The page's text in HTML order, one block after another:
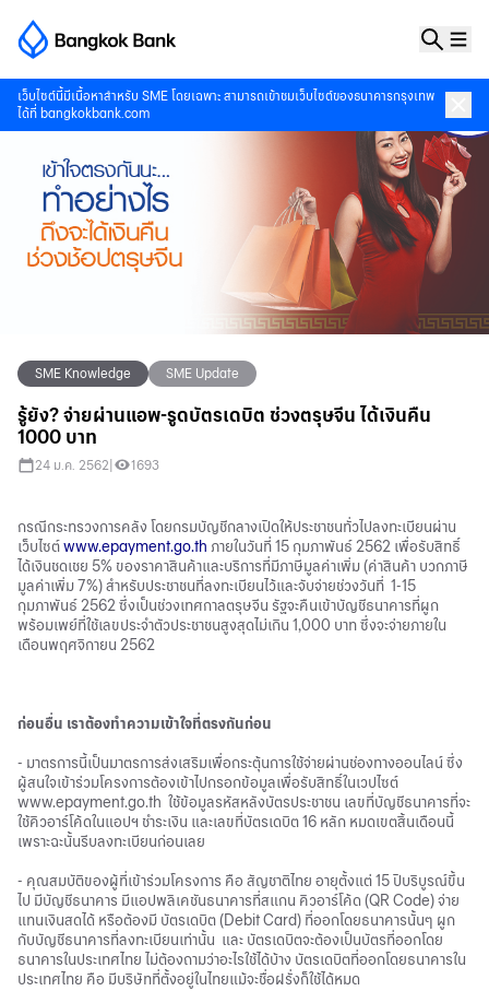
เว็บไซต์นี้มีเนื้อหาสำหรับ SME โดยเฉพาะ สามารถเข้าชมเว็บไซต์ของธนาคารกรุงเทพ
ได้ที่ bangkokbank.com
SME Knowledge SME Update
รู้ยัง? จ่ายผ่านแอพ-รูดบัตรเดบิต ช่วงตรุษจีน ได้เงินคืน
1000 บาท
24 ม.ค. 2562 1693
กรณีกระทรวงการคลัง โดยกรมบัญชีกลางเปิดให้ประชาชนทั่วไปลงทะเบียนผ่าน
เว็บไซต์www.epayment.go.th ภายในวันที่ 15 กุมภาพันธ์ 2562 เพื่อรับสิทธิ์
ได้เงินชดเชย 5% ของราคาสินค้าและบริการที่มีภาษีมูลค่าเพิ่ม (ค่าสินค้า บวกภาษี
มูลค่าเพิ่ม 7%) สำหรับประชาชนที่ลงทะเบียนไว้และจับจ่ายช่วงวันที่ 1-15
กุมภาพันธ์ 2562 ซึ่งเป็นช่วงเทศกาลตรุษจีน รัฐจะคืนเข้าบัญชีธนาคารที่ผูก
พร้อมเพย์ที่ใช้เลขประจำตัวประชาชนสูงสุดไม่เกิน 1,000 บาท ซึ่งจะจ่ายภายใน
เดือนพฤศจิกายน 2562
ก่อนอื่น เราต้องทำความเข้าใจที่ตรงกันก่อน
- มาตรการนี้เป็นมาตรการส่งเสริมเพื่อกระตุ้นการใช้จ่ายผ่านช่องทางออนไลน์ ซึ่ง
ผู้สนใจเข้าร่วมโครงการต้องเข้าไปกรอกข้อมูลเพื่อรับสิทธิ์ในเวปไซต์
www.epayment.go.th ใช้ข้อมูลรหัสหลังบัตรประชาชน เลขที่บัญชีธนาคารที่จะ
ใช้คิวอาร์โค้ดในแอปฯ ชำระเงิน และเลขที่บัตรเดบิต 16 หลัก หมดเขตสิ้นเดือนนี้
เพราะฉะนั้นรีบลงทะเบียนก่อนเลย
- คุณสมบัติของผู้ที่เข้าร่วมโครงการ คือ สัญชาติไทย อายุตั้งแต่ 15 ปีบริบูรณ์ขึ้น
ไป มีบัญชีธนาคาร มีแอปพลิเคชันธนาคารที่สแกน คิวอาร์โค้ด (QR Code) จ่าย
แทนเงินสดได้ หรือต้องมี บัตรเดบิต (Debit Card) ที่ออกโดยธนาคารนั้นๆ ผูก
กับบัญชีธนาคารที่ลงทะเบียนเท่านั้น และ บัตรเดบิตจะต้องเป็นบัตรที่ออกโดย
ธนาคารในประเทศไทย ไม่ต้องถามว่าอะไรใช้ได้บ้าง บัตรเดบิตที่ออกโดยธนาคารใน
ประเทศไทย คือ มีบริษัทที่ตั้งอยู่ในไทยแม้จะชื่อฝรั่งก็ใช้ได้หมด